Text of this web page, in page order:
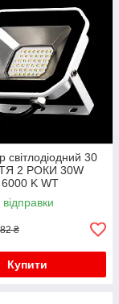
світлодіодний 30
2 РОКИ 30W
K WT
₴
Купити